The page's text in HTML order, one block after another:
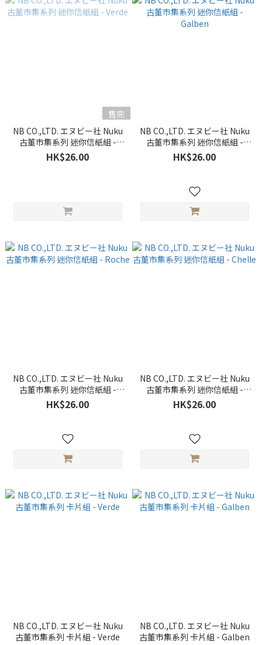
售完
NB CO.,LTD. エヌビー社 Nuku
古董市集系列 迷你信紙組 -
Verde
HK$26.00
NB CO.,LTD. エヌビー社 Nuku
古董市集系列 迷你信紙組 -
Galben
HK$26.00
NB CO.,LTD. エヌビー社 Nuku
古董市集系列 迷你信紙組 -
Roche
HK$26.00
NB CO.,LTD. エヌビー社 Nuku
古董市集系列 迷你信紙組 -
Chelle
HK$26.00
NB CO.,LTD. エヌビー社 Nuku
古董市集系列 卡片組 - Verde
NB CO.,LTD. エヌビー社 Nuku
古董市集系列 卡片組 - Galben